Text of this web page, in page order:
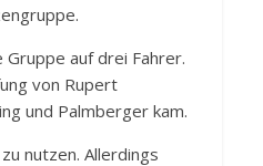
auf drei Fahrer.
von Rupert
und Palmberger kam.
nutzen. Allerdings